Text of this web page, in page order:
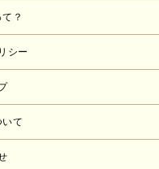
？
シー
いて